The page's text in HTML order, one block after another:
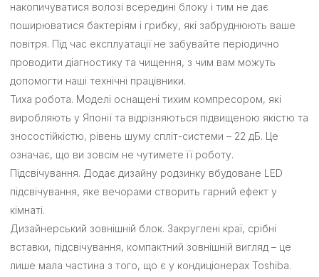
накопичуватися волозі всередині блоку і тим не дає
поширюватися бактеріям і грибку, які забруднюють ваше
повітря. Під час експлуатації не забувайте періодично
проводити діагностику та чищення, з чим вам можуть
допомогти наші технічні працівники.
Тиха робота. Моделі оснащені тихим компресором, які
виробляють у Японії та відрізняються підвищеною якістю та
зносостійкістю, рівень шуму спліт-системи – 22 дБ. Це
означає, що ви зовсім не чутимете її роботу.
Підсвічування. Додає дизайну родзинку вбудоване LED
підсвічування, яке вечорами створить гарний ефект у
кімнаті.
Дизайнерський зовнішній блок. Закруглені краї, срібні
вставки, підсвічування, компактний зовнішній вигляд – це
лише мала частина з того, що є у кондиціонерах Toshiba.